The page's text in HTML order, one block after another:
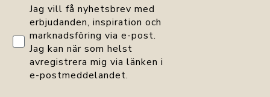
GDPR consent
Jag vill få nyhetsbrev med
erbjudanden, inspiration och
marknadsföring via e-post.
Jag kan när som helst
avregistrera mig via länken i
e-postmeddelandet.